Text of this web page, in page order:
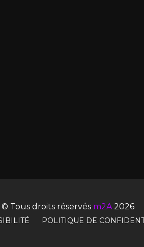
© Tous droits réservés m2A2026
POLITIQUE DE